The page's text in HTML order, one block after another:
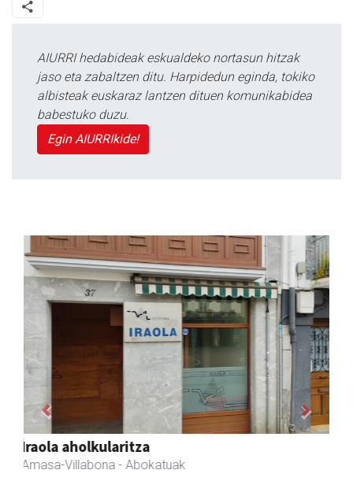
AIURRI hedabideak eskualdeko nortasun hitzak
jaso eta zabaltzen ditu. Harpidedun eginda, tokiko
albisteak euskaraz lantzen dituen komunikabidea
babestuko duzu.
Egin AIURRIkide!
Fleming Herri Eskola
Amasa-Villabona - Hezkuntza
Previous Next